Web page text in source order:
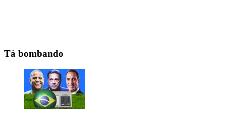
Tá bombando